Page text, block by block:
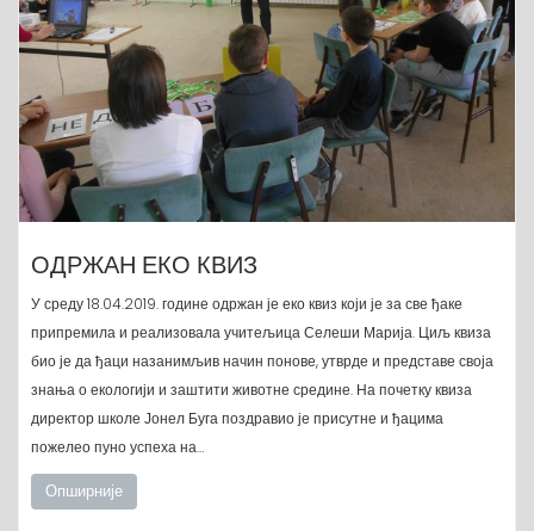
ОДРЖАН ЕКО КВИЗ
У среду 18.04.2019. године одржан је еко квиз који је за све ђаке
припремила и реализовала учитељица Селеши Марија. Циљ квиза
био је да ђаци назанимљив начин понове, утврде и представе своја
знања о екологији и заштити животне средине. На почетку квиза
директор школе Јонел Буга поздравио је присутне и ђацима
пожелео пуно успеха на…
Опширније